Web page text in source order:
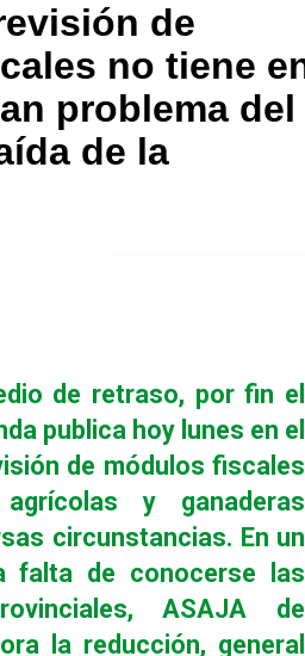
de
no tiene
problema del
de la
de retraso, por fin el
publica hoy lunes en el
de módulos fiscales
y ganaderas
circunstancias. En un
falta de conocerse las
ASAJA de
la reducción, general